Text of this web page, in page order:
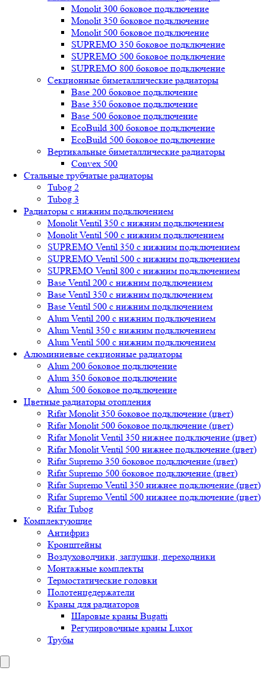
Mоnоlit 300 боковое подключение
Mоnоlit 350 боковое подключение
Mоnоlit 500 боковое подключение
SUРREMО 350 боковое подключение
SUРREMО 500 боковое подключение
SUРREMО 800 боковое подключение
Секционные биметаллические радиаторы
Base 200 боковое подключение
Base 350 боковое подключение
Base 500 боковое подключение
EcoBuild 300 боковое подключение
EcoBuild 500 боковое подключение
Вертикальные биметаллические радиаторы
Convex 500
Стальные трубчатые радиаторы
Tubog 2
Tubog 3
Радиаторы с нижним подключением
Monolit Ventil 350 с нижним подключением
Monolit Ventil 500 с нижним подключением
SUPREMO Ventil 350 с нижним подключением
SUPREMO Ventil 500 с нижним подключением
SUPREMO Ventil 800 с нижним подключением
Base Ventil 200 с нижним подключением
Base Ventil 350 с нижним подключением
Base Ventil 500 с нижним подключением
Alum Ventil 200 с нижним подключением
Alum Ventil 350 с нижним подключением
Alum Ventil 500 с нижним подключением
Алюминиевые секционные радиаторы
Alum 200 боковое подключение
Alum 350 боковое подключение
Alum 500 боковое подключение
Цветные радиаторы отопления
Rifar Monolit 350 боковое подключение (цвет)
Rifar Monolit 500 боковое подключение (цвет)
Rifar Monolit Ventil 350 нижнее подключение (цвет)
Rifar Monolit Ventil 500 нижнее подключение (цвет)
Rifar Supremo 350 боковое подключение (цвет)
Rifar Supremo 500 боковое подключение (цвет)
Rifar Supremo Ventil 350 нижнее подключение (цвет)
Rifar Supremo Ventil 500 нижнее подключение (цвет)
Rifar Tubog
Комплектующие
Антифриз
Кронштейны
Воздуховодчики, заглушки, переходники
Монтажные комплекты
Термостатические головки
Полотенцедержатели
Краны для радиаторов
Шаровые краны Bugatti
Регулировочные краны Luxor
Трубы